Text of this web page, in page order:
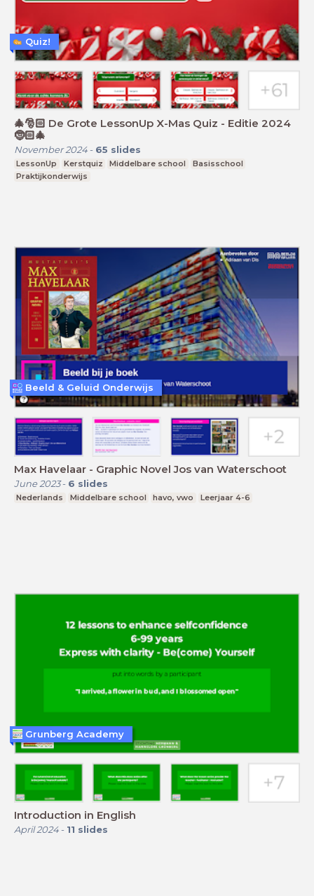
🎄🎅🏻 De Grote LessonUp X-Mas Quiz - Editie 2024
🤶🏻🎄
November 2024- 65 slides
LessonUp Kerstquiz Middelbare school
Basisschool
Praktijkonderwijs
Quiz!
Max Havelaar - Graphic Novel Jos van Waterschoot
June 2023- 6 slides
Nederlands Middelbare school havo, vwo Leerjaar 4-6
Beeld & Geluid Onderwijs
Introduction in English
April 2024- 11 slides
Grunberg Academy